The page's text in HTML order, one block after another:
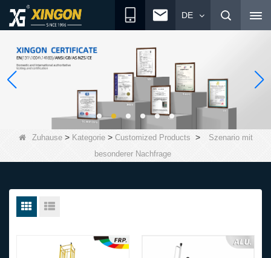
DE
Zuhause> Kategorie> Customized Products >
Szenario mit
besonderer Nachfrage